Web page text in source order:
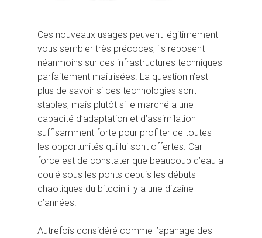
Ces nouveaux usages peuvent légitimement
vous sembler très précoces, ils reposent
néanmoins sur des infrastructures techniques
parfaitement maitrisées. La question n’est
plus de savoir si ces technologies sont
stables, mais plutôt si le marché a une
capacité d’adaptation et d’assimilation
suffisamment forte pour profiter de toutes
les opportunités qui lui sont offertes. Car
force est de constater que beaucoup d’eau a
coulé sous les ponts depuis les débuts
chaotiques du bitcoin il y a une dizaine
d’années.
Autrefois considéré comme l’apanage des